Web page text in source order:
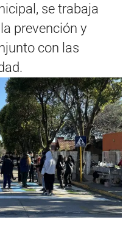
se trabaja
prevención y
con las